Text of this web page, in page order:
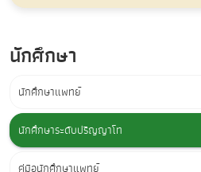
นักศึกษา
นักศึกษาแพทย์
นักศึกษาระดับปริญญาโท